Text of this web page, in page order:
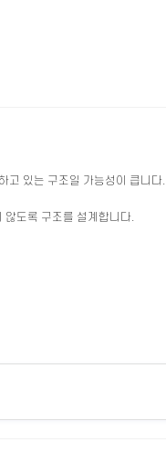
고 있는 구조일 가능성이 큽니다.
않도록 구조를 설계합니다.